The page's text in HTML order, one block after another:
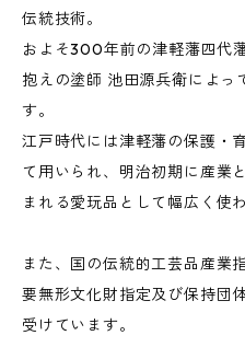
伝統技術。
およそ300年前の津軽藩四代
抱えの塗師 池田源兵衛によっ
す。
江戸時代には津軽藩の保護・
て用いられ、明治初期に産業
まれる愛玩品として幅広く使
また、国の伝統的工芸品産業
要無形文化財指定及び保持団
受けています。